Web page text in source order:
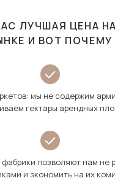
ЛУЧШАЯ ЦЕНА НА
И ВОТ ПОЧЕМУ
мы не содержим
гектары арендных
позволяют нам не
и экономить на их